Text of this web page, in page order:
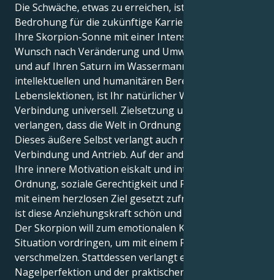
Die Schwäche, etwas zu erreichen, ist eine weitere
Bedrohung für die zukünftige Karriere, denn wenn
Ihre Skorpion-Sonne mit einer Intensität und dem
Wunsch nach Veränderung und Umwandlung brennt
und auf Ihren Saturn im Wassermann trifft, dem
intellektuellen und humanitären Bereich der großen
Lebenslektionen, ist Ihr natürlicher Wunsch nach
Verbindung universell. Zielsetzung und Tantal
verlangen, dass die Welt in Ordnung gebracht wird.
Dieses äußere Selbst verlangt auch nach Intimität,
Verbindung und Antrieb. Auf der anderen Seite ist
Ihre innere Motivation eiskalt und intellektuelle
Ordnung, soziale Gerechtigkeit und Problemlösung
mit einem herzlosen Ziel gesetzt zufrieden. Sicherlich
ist diese Anziehungskraft schön und faszinierend.
Der Skorpion will zum emotionalen Kern einer
Situation vordringen, um mit einem Partner zu
verschmelzen. Stattdessen verlangt er eine Welt der
Nagelperfektion und der praktischen Endspiele,